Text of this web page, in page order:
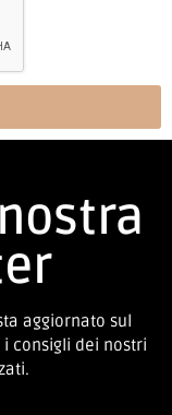
aggiornato sul
consigli dei nostri